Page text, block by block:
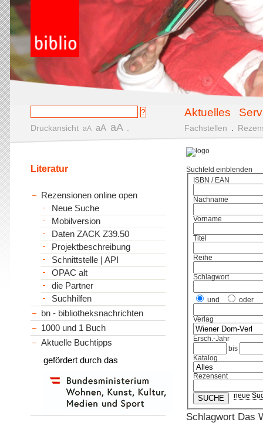
Aktuelles
Druckansicht aA aA aA Fachstellen
Suchfeld einblenden
ISBN / EAN
Nachname
Vorname
Titel
Reihe
Schlagwort
und oder
Verlag
Ersch.-Jahr
bis
Katalog
Rezensent
neue
Schlagwort Das
Literatur
Rezensionen online open
Neue Suche
Mobilversion
Daten ZACK Z39.50
Projektbeschreibung
Schnittstelle | API
OPAC alt
die Partner
Suchhilfen
bn - bibliotheksnachrichten
1000 und 1 Buch
Aktuelle Buchtipps
gefördert durch das